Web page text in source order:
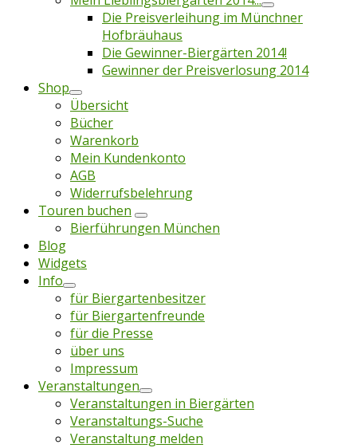
Die Preisverleihung im Münchner
Hofbräuhaus
Die Gewinner-Biergärten 2014!
Gewinner der Preisverlosung 2014
Shop
Übersicht
Bücher
Warenkorb
Mein Kundenkonto
AGB
Widerrufsbelehrung
Touren buchen
Bierführungen München
Blog
Widgets
Info
für Biergartenbesitzer
für Biergartenfreunde
für die Presse
über uns
Impressum
Veranstaltungen
Veranstaltungen in Biergärten
Veranstaltungs-Suche
Veranstaltung melden